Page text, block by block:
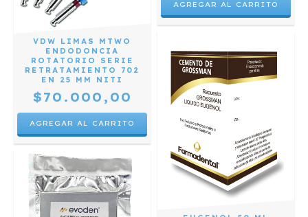
VDW LIMAS MTWO
ENDODONCIA
ROTATORIO SERIE
RETRATAMIENTO 702
EN 25 MM NITI
$70.000,00